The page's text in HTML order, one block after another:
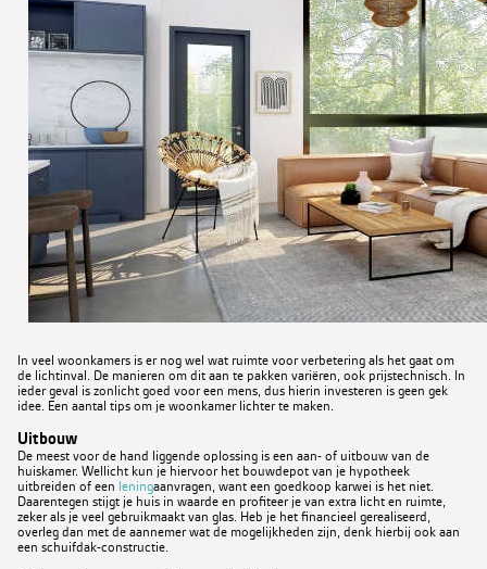
In veel woonkamers is er nog wel wat ruimte voor verbetering als het gaat om
de lichtinval. De manieren om dit aan te pakken variëren, ook prijstechnisch. In
ieder geval is zonlicht goed voor een mens, dus hierin investeren is geen gek
idee. Een aantal tips om je woonkamer lichter te maken.
Uitbouw
De meest voor de hand liggende oplossing is een aan- of uitbouw van de
huiskamer. Wellicht kun je hiervoor het bouwdepot van je hypotheek
uitbreiden of een leningaanvragen, want een goedkoop karwei is het niet.
Daarentegen stijgt je huis in waarde en profiteer je van extra licht en ruimte,
zeker als je veel gebruikmaakt van glas. Heb je het financieel gerealiseerd,
overleg dan met de aannemer wat de mogelijkheden zijn, denk hierbij ook aan
een schuifdak-constructie.